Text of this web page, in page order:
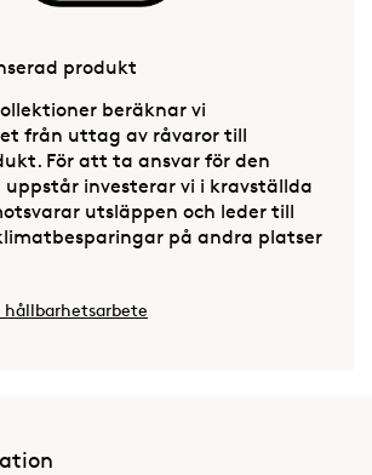
produkt
beräknar vi
från uttag av råvaror till
För att ta ansvar för den
uppstår investerar vi i kravställda
utsläppen och leder till
på andra platser
hållbarhetsarbete